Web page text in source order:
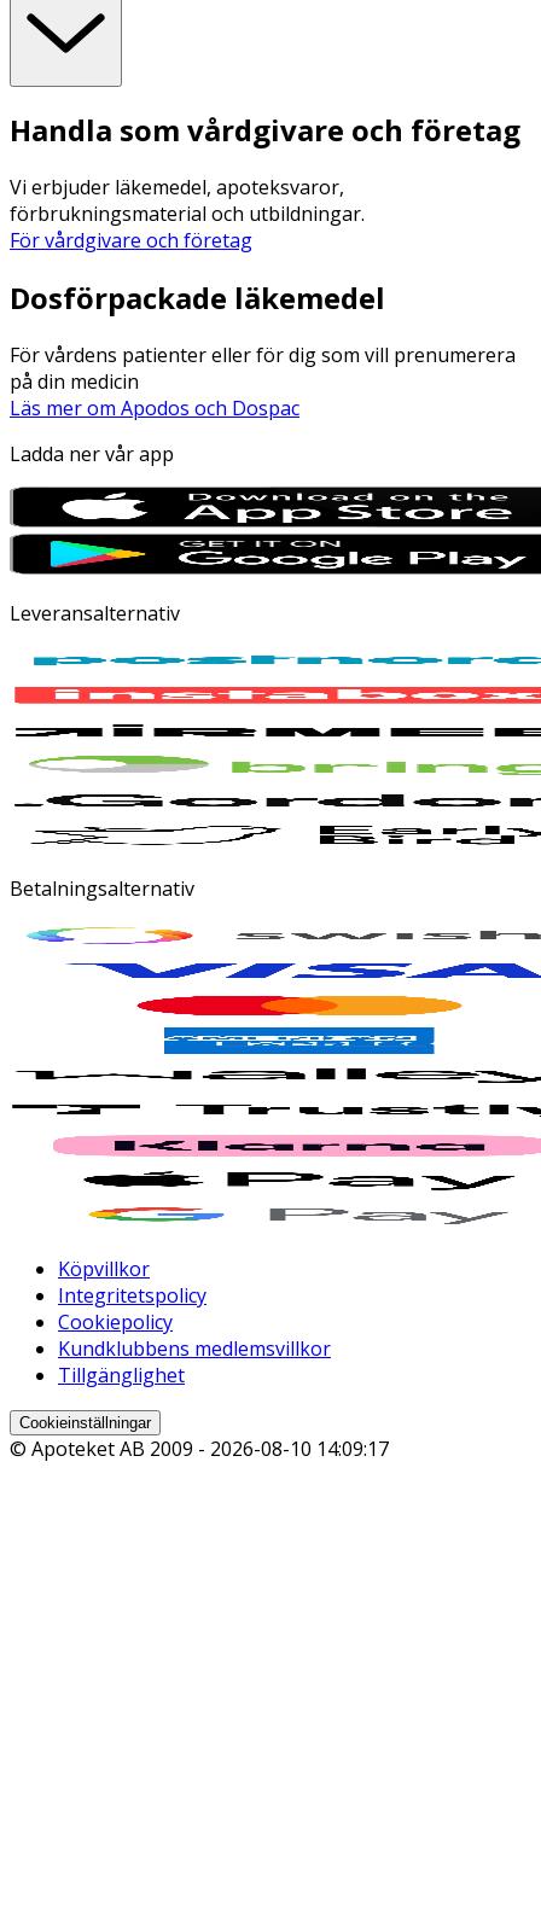
Handla som vårdgivare och företag
Vi erbjuder läkemedel, apoteksvaror,
förbrukningsmaterial och utbildningar.
För vårdgivare och företag
Dosförpackade läkemedel
För vårdens patienter eller för dig som vill prenumerera
på din medicin
Läs mer om Apodos och Dospac
Ladda ner vår app
Leveransalternativ
Betalningsalternativ
Köpvillkor
Integritetspolicy
Cookiepolicy
Kundklubbens medlemsvillkor
Tillgänglighet
Cookieinställningar
© Apoteket AB 2009 - 2026-08-10 14:09:17